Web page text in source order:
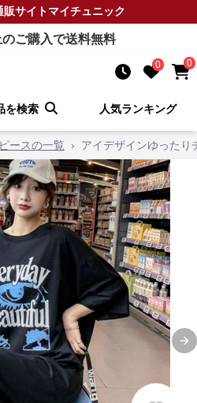
販サイトマイチュニック
ご購入で送料無料
0 0
を検索 人気ランキング
ースの一覧 › アイデザインゆったり